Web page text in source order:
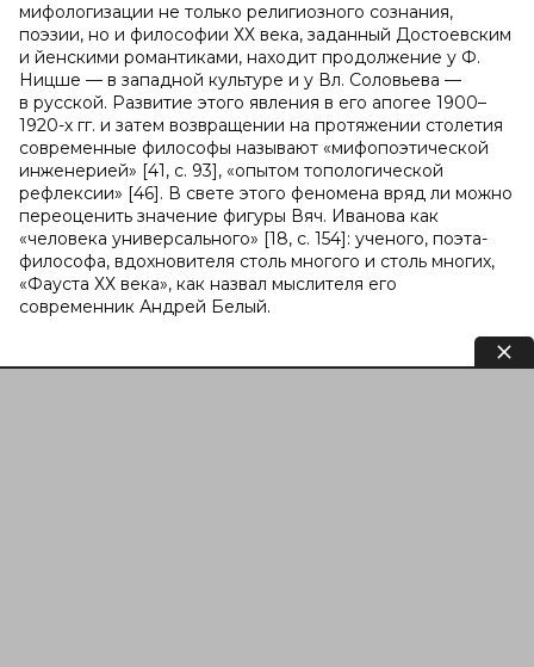
мифологизации не только религиозного сознания,
поэзии, но и философии ХХ века, заданный Достоевским
и йенскими романтиками, находит продолжение у Ф.
Ницше — в западной культуре и у Вл. Соловьева —
в русской. Развитие этого явления в его апогее 1900–
1920-х гг. и затем возвращении на протяжении столетия
современные философы называют «мифопоэтической
инженерией» [41, c. 93], «опытом топологической
рефлексии» [46]. В свете этого феномена вряд ли можно
переоценить значение фигуры Вяч. Иванова как
«человека универсального» [18, c. 154]: ученого, поэта-
философа, вдохновителя столь многого и столь многих,
«Фауста ХХ века», как назвал мыслителя его
современник Андрей Белый.